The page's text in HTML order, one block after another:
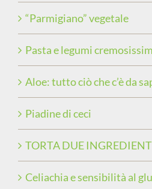
“Parmigiano” vegetale
Pasta e legumi
Aloe: tutto ciò che c’è da
Piadine di ceci
TORTA DUE
Celiachia e sensibilità al